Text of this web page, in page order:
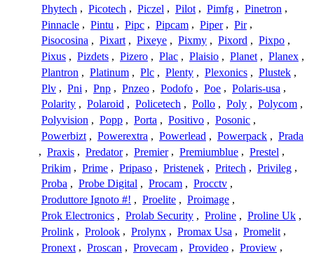
Phytech , Picotech , Piczel , Pilot , Pimfg , Pinetron ,
Pinnacle , Pintu , Pipc , Pipcam , Piper , Pir ,
Pisocosina , Pixart , Pixeye , Pixmy , Pixord , Pixpo ,
Pixus , Pizdets , Pizero , Plac , Plaisio , Planet , Planex ,
Plantron , Platinum , Plc , Plenty , Plexonics , Plustek ,
Plv , Pni , Pnp , Pnzeo , Podofo , Poe , Polaris-usa ,
Polarity , Polaroid , Policetech , Pollo , Poly , Polycom ,
Polyvision , Popp , Porta , Positivo , Posonic ,
Powerbizt , Powerextra , Powerlead , Powerpack , Prada
, Praxis , Predator , Premier , Premiumblue , Prestel ,
Prikim , Prime , Pripaso , Pristenek , Pritech , Privileg ,
Proba , Probe Digital , Procam , Procctv ,
Produttore Ignoto #! , Proelite , Proimage ,
Prok Electronics , Prolab Security , Proline , Proline Uk ,
Prolink , Prolook , Prolynx , Promax Usa , Promelit ,
Pronext , Proscan , Provecam , Provideo , Proview ,